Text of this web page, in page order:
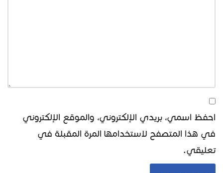
احفظ اسمي، بريدي الإلكتروني، والموقع الإلكتروني
في هذا المتصفح لاستخدامها المرة المقبلة في
تعليقي.